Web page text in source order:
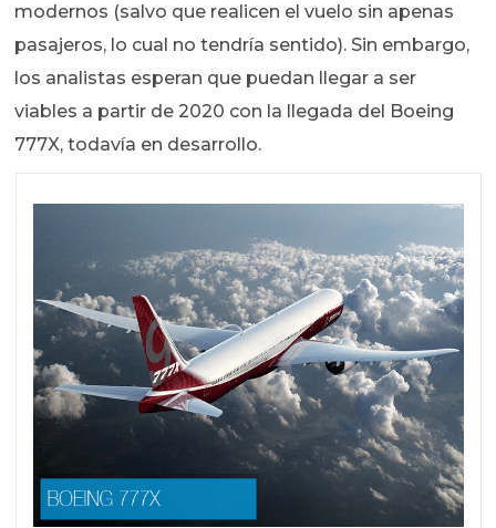
modernos (salvo que realicen el vuelo sin apenas
pasajeros, lo cual no tendría sentido). Sin embargo,
los analistas esperan que puedan llegar a ser
viables a partir de 2020 con la llegada del Boeing
777X, todavía en desarrollo.